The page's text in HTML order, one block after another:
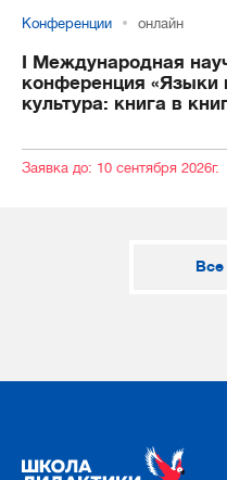
Конференции онлайн
I Международная
конференция «Языки
культура: книга в
Заявка до: 10 сентября 2026г.
Все